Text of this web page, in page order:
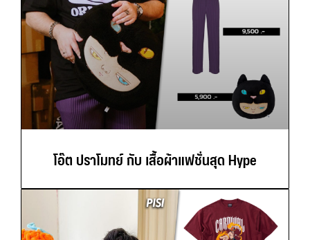
โอ๊ต ปราโมทย์ กับ เสื้อผ้าแฟชั่นสุด Hype